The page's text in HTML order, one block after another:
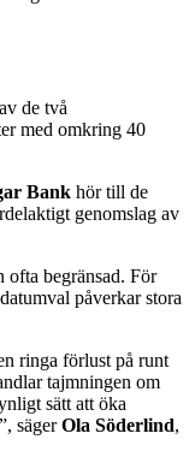
de två
med omkring 40
Bank hör till de
genomslag av
ofta begränsad. För
påverkar stora
ringa förlust på runt
tajmningen om
sätt att öka
sägerOla Söderlind,